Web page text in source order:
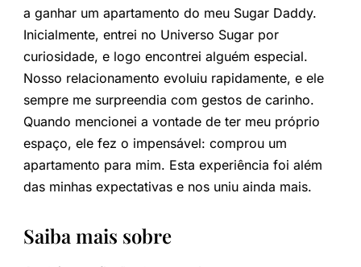
a ganhar um apartamento do meu Sugar Daddy.
Inicialmente, entrei no Universo Sugar por
curiosidade, e logo encontrei alguém especial.
Nosso relacionamento evoluiu rapidamente, e ele
sempre me surpreendia com gestos de carinho.
Quando mencionei a vontade de ter meu próprio
espaço, ele fez o impensável: comprou um
apartamento para mim. Esta experiência foi além
das minhas expectativas e nos uniu ainda mais.
Saiba mais sobre